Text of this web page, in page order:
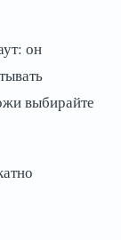
он
выбирайте